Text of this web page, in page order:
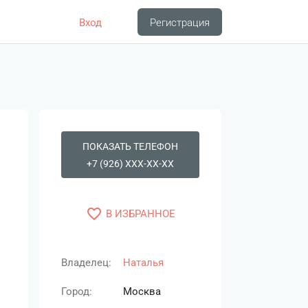
Вход Регистрация
ПОКАЗАТЬ ТЕЛЕФОН
+7 (926) XXX-XX-XX
favorite_border В ИЗБРАННОЕ
Владелец: Наталья
Город: Москва